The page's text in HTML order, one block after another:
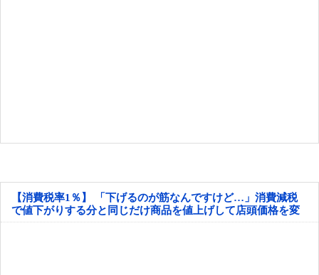
【消費税率1％】 「下げるのが筋なんですけど…」消費減税
で値下がりする分と同じだけ商品を値上げして店頭価格を変
えない店も